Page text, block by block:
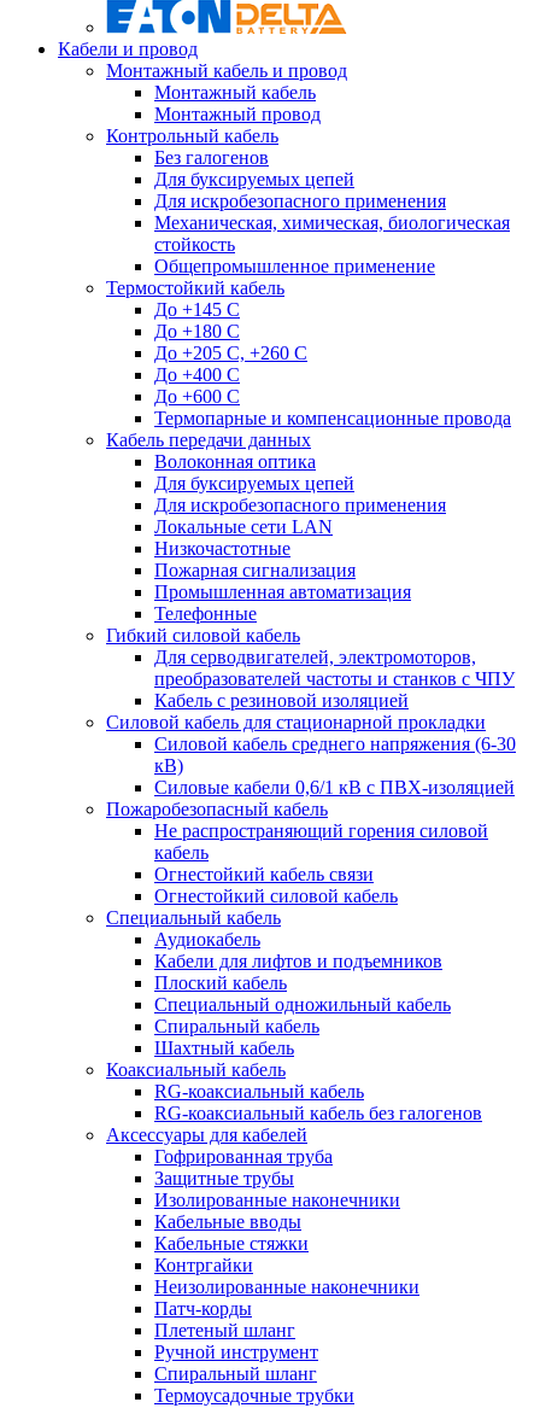
Кабели и провод
Монтажный кабель и провод
Монтажный кабель
Монтажный провод
Контрольный кабель
Без галогенов
Для буксируемых цепей
Для искробезопасного применения
Механическая, химическая, биологическая
стойкость
Общепромышленное применение
Термостойкий кабель
До +145 С
До +180 C
До +205 С, +260 С
До +400 C
До +600 С
Термопарные и компенсационные провода
Кабель передачи данных
Волоконная оптика
Для буксируемых цепей
Для искробезопасного применения
Локальные сети LAN
Низкочастотные
Пожарная сигнализация
Промышленная автоматизация
Телефонные
Гибкий силовой кабель
Для серводвигателей, электромоторов,
преобразователей частоты и станков с ЧПУ
Кабель с резиновой изоляцией
Силовой кабель для стационарной прокладки
Силовой кабель среднего напряжения (6-30
кВ)
Силовые кабели 0,6/1 кВ с ПВХ-изоляцией
Пожаробезопасный кабель
Не распространяющий горения силовой
кабель
Огнестойкий кабель связи
Огнестойкий силовой кабель
Специальный кабель
Аудиокабель
Кабели для лифтов и подъемников
Плоский кабель
Специальный одножильный кабель
Спиральный кабель
Шахтный кабель
Коаксиальный кабель
RG-коаксиальный кабель
RG-коаксиальный кабель без галогенов
Аксессуары для кабелей
Гофрированная труба
Защитные трубы
Изолированные наконечники
Кабельные вводы
Кабельные стяжки
Контргайки
Неизолированные наконечники
Патч-корды
Плетеный шланг
Ручной инструмент
Спиральный шланг
Термоусадочные трубки